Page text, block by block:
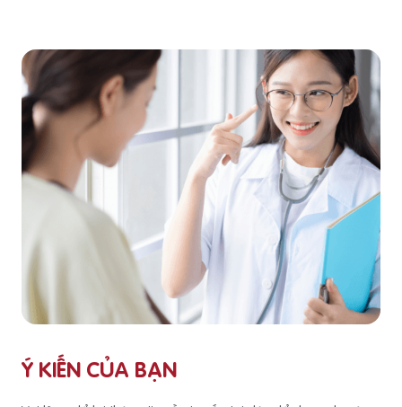
Ý KIẾN CỦA BẠN